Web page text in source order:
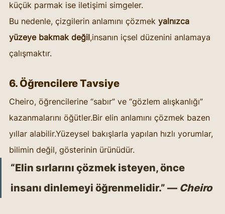
küçük parmak ise iletişimi simgeler.
Bu nedenle, çizgilerin anlamını çözmek yalnızca
yüzeye bakmak değil,insanın içsel düzenini anlamaya
çalışmaktır.
6. Öğrencilere Tavsiye
Cheiro, öğrencilerine “sabır” ve “gözlem alışkanlığı”
kazanmalarını öğütler.Bir elin anlamını çözmek bazen
yıllar alabilir.Yüzeysel bakışlarla yapılan hızlı yorumlar,
bilimin değil, gösterinin ürünüdür.
“Elin sırlarını çözmek isteyen, önce
insanı dinlemeyi öğrenmelidir.” — Cheiro